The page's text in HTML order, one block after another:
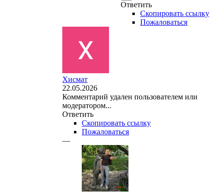
Ответить
Скопировать ссылку
Пожаловаться
Хисмат
22.05.2026
Комментарий удален пользователем или
модератором...
Ответить
Скопировать ссылку
Пожаловаться
—